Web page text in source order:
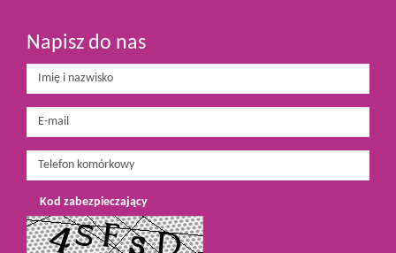
Napisz do nas
Kod zabezpieczający